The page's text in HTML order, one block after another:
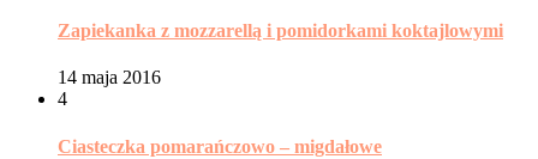
Zapiekanka z mozzarellą i pomidorkami koktajlowymi
14 maja 2016
4
Ciasteczka pomarańczowo – migdałowe